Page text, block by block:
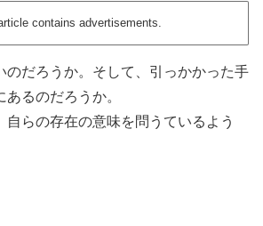
contains advertisements.
のだろうか。そして、引っかかった手
るのだろうか。
自らの存在の意味を問うているよう